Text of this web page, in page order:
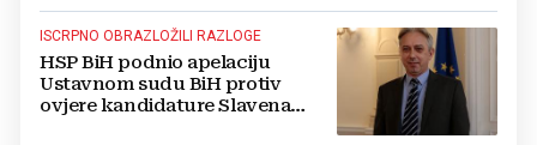
ISCRPNO OBRAZLOŽILI RAZLOGE
HSP BiH podnio apelaciju
Ustavnom sudu BiH protiv
ovjere kandidature Slavena